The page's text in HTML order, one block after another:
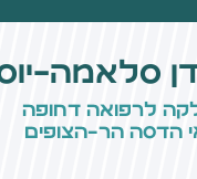
סלאמה-
לרפואה דחופה
הדסה הר-הצופים